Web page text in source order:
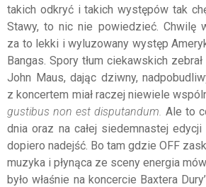
takich odkryć i takich występów tak
Stawy, to nic nie powiedzieć. Chwilę
za to lekki i wyluzowany występ
Bangas. Spory tłum ciekawskich
John Maus, dając dziwny,
z koncertem miał raczej niewiele
gustibus non est disputandum. Ale to
dnia oraz na całej siedemnastej edycji
dopiero nadejść. Bo tam gdzie OFF
muzyka i płynąca ze sceny energia
było właśnie na koncercie Baxtera